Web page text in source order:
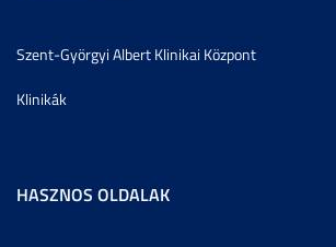
Szent-Györgyi Albert Klinikai Központ
Klinikák
HASZNOS OLDALAK